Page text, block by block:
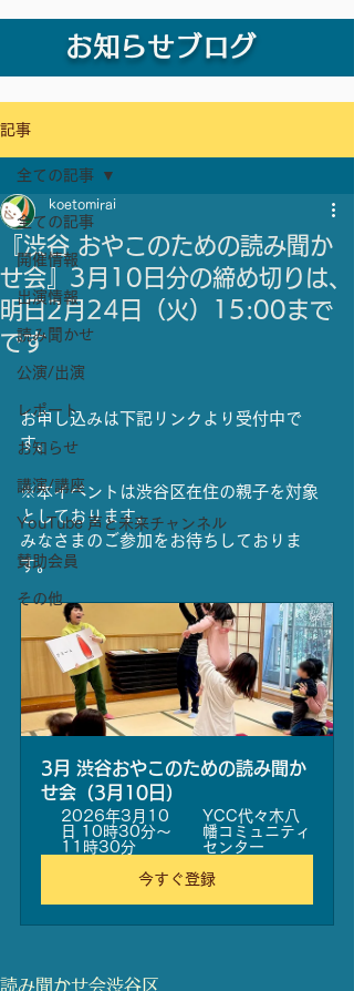
お知らせブログ
記事
全ての記事
開催情報
出演情報
読み聞かせ
公演/出演
レポート
お知らせ
講演/講座
YouTube 声と未来チャンネル
賛助会員
その他
全ての記事
『渋谷 おやこのための読み聞か
せ会』3月10日分の締め切りは、
明日2月24日（火）15:00まで
です
koetomirai
お申し込みは下記リンクより受付中で
す。
※本イベントは渋谷区在住の親子を対象
としております。
みなさまのご参加をお待ちしておりま
す。
3月 渋谷おやこのための読み聞か
せ会（3月10日）
2026年3月10
日 10時30分～
11時30分
YCC代々木八
幡コミュニティ
センター
今すぐ登録
読み聞かせ会渋谷区